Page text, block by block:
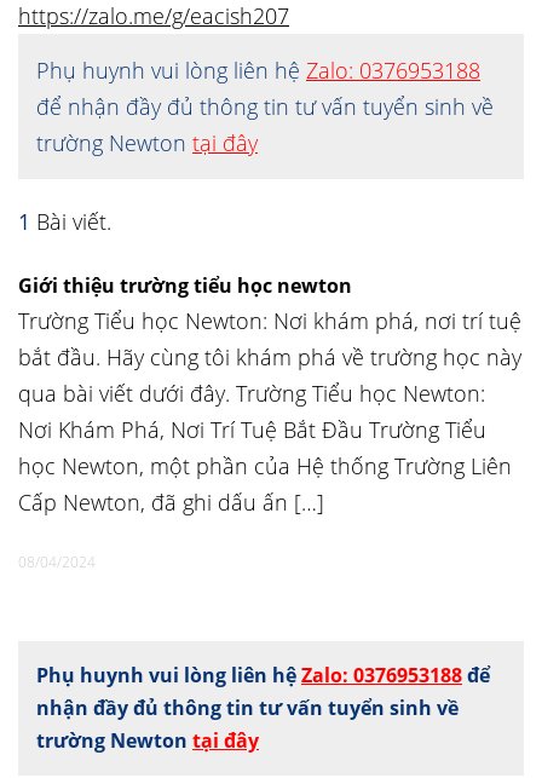
https://zalo.me/g/eacish207
Phụ huynh vui lòng liên hệ Zalo: 0376953188
để nhận đầy đủ thông tin tư vấn tuyển sinh về
trường Newton tại đây
1 Bài viết.
Giới thiệu trường tiểu học newton
Trường Tiểu học Newton: Nơi khám phá, nơi trí tuệ
bắt đầu. Hãy cùng tôi khám phá về trường học này
qua bài viết dưới đây. Trường Tiểu học Newton:
Nơi Khám Phá, Nơi Trí Tuệ Bắt Đầu Trường Tiểu
học Newton, một phần của Hệ thống Trường Liên
Cấp Newton, đã ghi dấu ấn […]
08/04/2024
Phụ huynh vui lòng liên hệZalo: 0376953188để
nhận đầy đủ thông tin tư vấn tuyển sinh về
trường Newton tại đây